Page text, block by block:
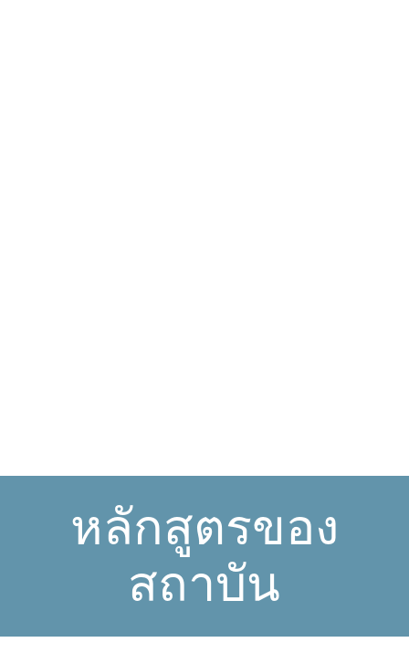
หลักสูตรของ
สถาบัน